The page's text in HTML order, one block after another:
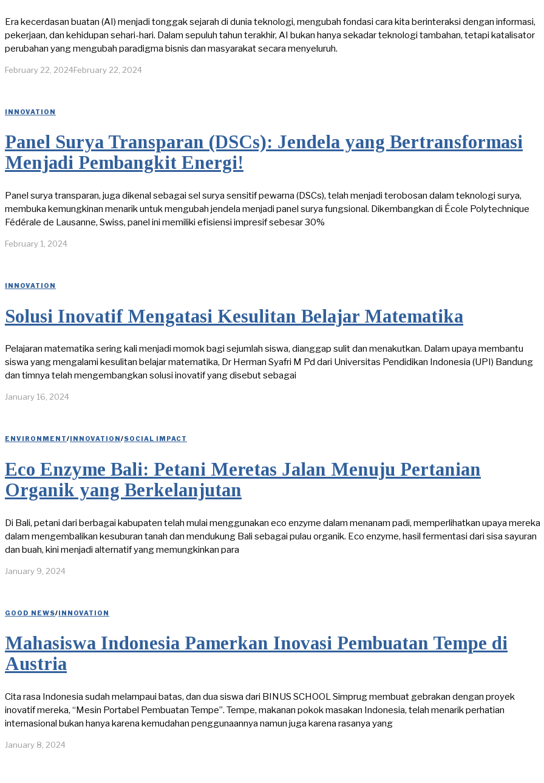
Era kecerdasan buatan (AI) menjadi tonggak sejarah di dunia teknologi, mengubah fondasi cara kita berinteraksi dengan informasi,
pekerjaan, dan kehidupan sehari-hari. Dalam sepuluh tahun terakhir, AI bukan hanya sekadar teknologi tambahan, tetapi katalisator
perubahan yang mengubah paradigma bisnis dan masyarakat secara menyeluruh.
February 22, 2024February 22, 2024
INNOVATION
Panel Surya Transparan (DSCs): Jendela yang Bertransformasi
Menjadi Pembangkit Energi!
Panel surya transparan, juga dikenal sebagai sel surya sensitif pewarna (DSCs), telah menjadi terobosan dalam teknologi surya,
membuka kemungkinan menarik untuk mengubah jendela menjadi panel surya fungsional. Dikembangkan di École Polytechnique
Fédérale de Lausanne, Swiss, panel ini memiliki efisiensi impresif sebesar 30%
February 1, 2024
INNOVATION
Solusi Inovatif Mengatasi Kesulitan Belajar Matematika
Pelajaran matematika sering kali menjadi momok bagi sejumlah siswa, dianggap sulit dan menakutkan. Dalam upaya membantu
siswa yang mengalami kesulitan belajar matematika, Dr Herman Syafri M Pd dari Universitas Pendidikan Indonesia (UPI) Bandung
dan timnya telah mengembangkan solusi inovatif yang disebut sebagai
January 16, 2024
ENVIRONMENT/ INNOVATION /SOCIAL IMPACT
Eco Enzyme Bali: Petani Meretas Jalan Menuju Pertanian
Organik yang Berkelanjutan
Di Bali, petani dari berbagai kabupaten telah mulai menggunakan eco enzyme dalam menanam padi, memperlihatkan upaya mereka
dalam mengembalikan kesuburan tanah dan mendukung Bali sebagai pulau organik. Eco enzyme, hasil fermentasi dari sisa sayuran
dan buah, kini menjadi alternatif yang memungkinkan para
January 9, 2024
GOOD NEWS/INNOVATION
Mahasiswa Indonesia Pamerkan Inovasi Pembuatan Tempe di
Austria
Cita rasa Indonesia sudah melampaui batas, dan dua siswa dari BINUS SCHOOL Simprug membuat gebrakan dengan proyek
inovatif mereka, “Mesin Portabel Pembuatan Tempe”. Tempe, makanan pokok masakan Indonesia, telah menarik perhatian
internasional bukan hanya karena kemudahan penggunaannya namun juga karena rasanya yang
January 8, 2024